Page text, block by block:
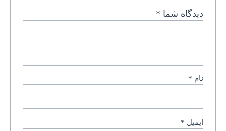
دیدگاه شما *
نام *
ایمیل *